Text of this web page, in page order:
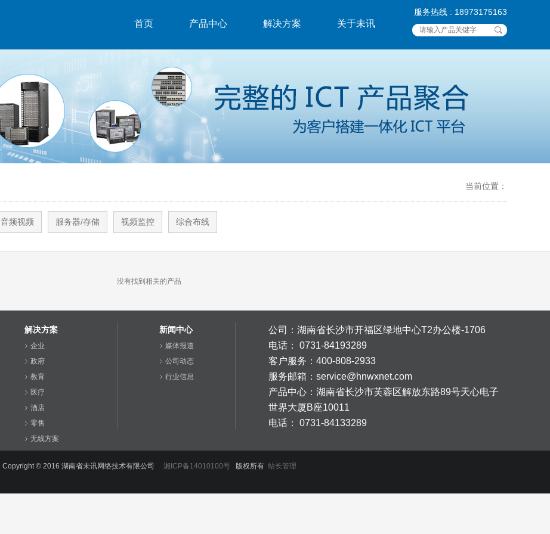
首页 产品中心 解决方案 关于未讯
服务热线 : 18973175163
当前位置：
音频视频 服务器/存储 视频监控 综合布线
没有找到相关的产品
解决方案
企业
政府
教育
医疗
酒店
零售
无线方案
新闻中心
媒体报道
公司动态
行业信息
公司：湖南省长沙市开福区绿地中心T2办公楼-1706
电话： 0731-84193289
客户服务：400-808-2933
服务邮箱：service@hnwxnet.com
产品中心： 湖南省长沙市芙蓉区解放东路89号天心电子
世界大厦B座10011
电话： 0731-84133289
Copyright © 2016 湖南省未讯网络技术有限公司 湘ICP备14010100号版权所有 站长管理